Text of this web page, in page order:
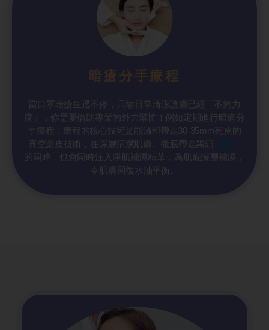
暗瘡分手療程
當口罩暗瘡生過不停，只靠日常清潔護膚已經「不夠力
度」，你需要借助專業的外力幫忙！例如定期進行暗瘡分
手療程，療程的核心技術是能溫和帶走30-35mm死皮的
真空磨皮技術，在深層清潔肌膚、徹底帶走黑頭
的同時，也會同時注入淨肌補濕精華，為肌底深層補濕，
令肌膚回復水油平衡。